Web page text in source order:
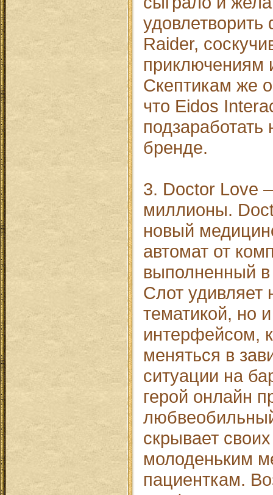
Raider,
приключениям
Скептикам же
что Eidos
бренде.
3. Doctor Love
миллионы.
новый
автомат от
выполненный
Слот удивляет
тематикой, но
интерфейсом,
меняться в
ситуации на
герой онлайн
скрывает
молоденьким
пациенткам.